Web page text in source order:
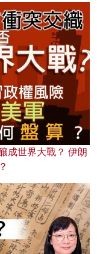
成世界大戰？ 伊朗